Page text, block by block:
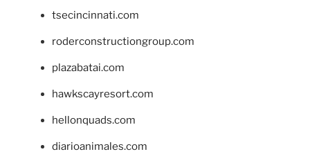
tsecincinnati.com
roderconstructiongroup.com
plazabatai.com
hawkscayresort.com
hellonquads.com
diarioanimales.com